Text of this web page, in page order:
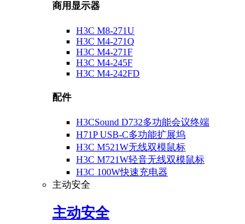
商用显示器
H3C M8-271U
H3C M4-271Q
H3C M4-271F
H3C M4-245F
H3C M4-242FD
配件
H3CSound D732多功能会议终端
H71P USB-C多功能扩展坞
H3C M521W无线双模鼠标
H3C M721W轻音无线双模鼠标
H3C 100W快速充电器
主动安全
主动安全